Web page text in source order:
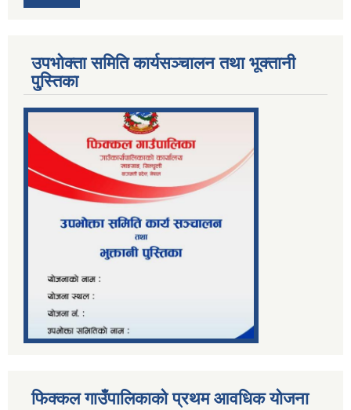
उपभोक्ता समिति कार्यसञ्चालन तथा भूक्तानी
पु्स्तिका
फिक्कल गाउँपालिकाको प्रथम आवधिक योजना